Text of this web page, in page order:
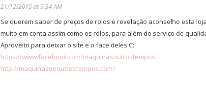
21/12/2015 at 9:34 AM
Se querem saber de preços de rolos e revelação aconselho esta
muito em conta assim como os rolos, para além do serviço de
Aproveito para deixar o site e o face deles C:
https://www.facebook.com/maquinasoutrostempos
http://maquinasdeoutrostempos.com/